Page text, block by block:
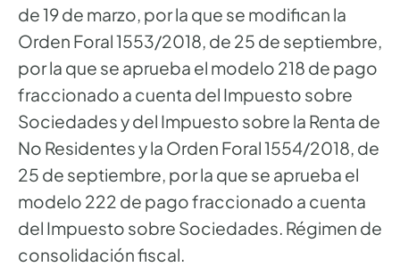
de 19 de marzo, por la que se modifican la
Orden Foral 1553/2018, de 25 de septiembre,
por la que se aprueba el modelo 218 de pago
fraccionado a cuenta del Impuesto sobre
Sociedades y del Impuesto sobre la Renta de
No Residentes y la Orden Foral 1554/2018, de
25 de septiembre, por la que se aprueba el
modelo 222 de pago fraccionado a cuenta
del Impuesto sobre Sociedades. Régimen de
consolidación fiscal.